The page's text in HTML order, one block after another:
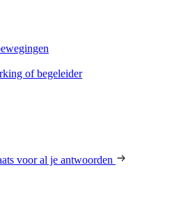
of begeleider
voor al je antwoorden